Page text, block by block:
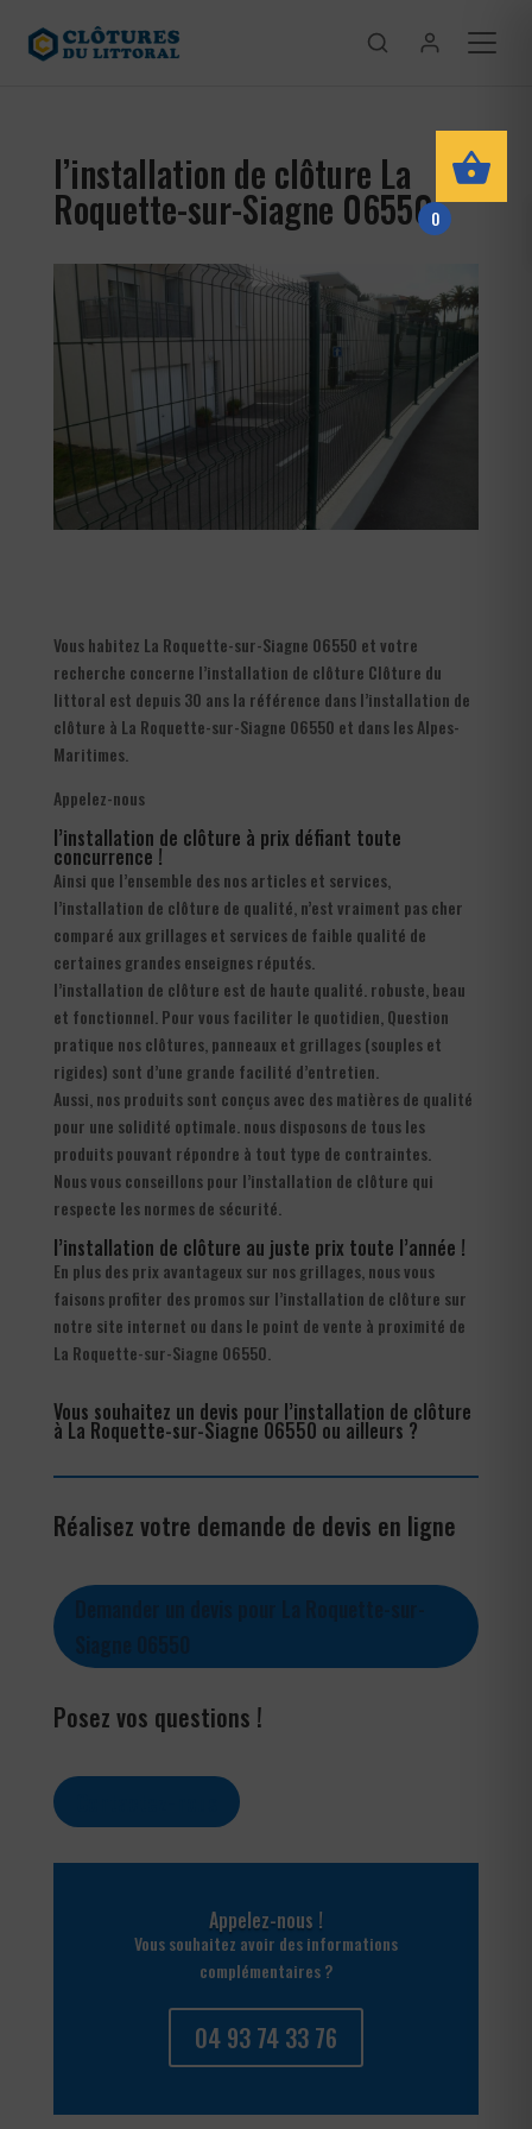
l’installation de clôture La
Roquette-sur-Siagne 06550
Vous habitez La Roquette-sur-Siagne 06550 et votre
recherche concerne l’installation de clôture Clôture du
littoral est depuis 30 ans la référence dans l’installation de
clôture à La Roquette-sur-Siagne 06550 et dans les Alpes-
Maritimes.
Appelez-nous
l’installation de clôture à prix défiant toute
concurrence !
Ainsi que l’ensemble des nos articles et services,
l’installation de clôture de qualité, n’est vraiment pas cher
comparé aux grillages et services de faible qualité de
certaines grandes enseignes réputés.
l’installation de clôture est de haute qualité. robuste, beau
et fonctionnel. Pour vous faciliter le quotidien, Question
pratique nos clôtures, panneaux et grillages (souples et
rigides) sont d’une grande facilité d’entretien.
Aussi, nos produits sont conçus avec des matières de qualité
pour une solidité optimale. nous disposons de tous les
produits pouvant répondre à tout type de contraintes.
Nous vous conseillons pour l’installation de clôture qui
respecte les normes de sécurité.
l’installation de clôture au juste prix toute l’année !
En plus des prix avantageux sur nos grillages, nous vous
faisons profiter des promos sur l’installation de clôture sur
notre site internet ou dans le point de vente à proximité de
La Roquette-sur-Siagne 06550.
Vous souhaitez un devis pour l’installation de clôture
à La Roquette-sur-Siagne 06550 ou ailleurs ?
Réalisez votre demande de devis en ligne
Posez vos questions !
Appelez-nous !
Vous souhaitez avoir des informations
complémentaires ?
04 93 74 33 76
0